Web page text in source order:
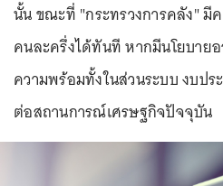
นั้น ขณะที่ "กระทรวงการคลัง" มี
คนละครึ่งได้ทันที หากมีนโยบาย
ความพร้อมทั้งในส่วนระบบ งบป
ต่อสถานการณ์เศรษฐกิจปัจจุบัน